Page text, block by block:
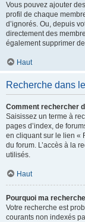
Vous pouvez ajouter
profil de chaque
d’ignorés. Ou, depuis
directement des
également supprimer
Haut
Recherche dans
Comment rechercher
Saisissez un terme à
pages d’index, de
en cliquant sur le lien «
du forum. L’accès à la
utilisés.
Haut
Pourquoi ma
Votre recherche est
courants non indexés